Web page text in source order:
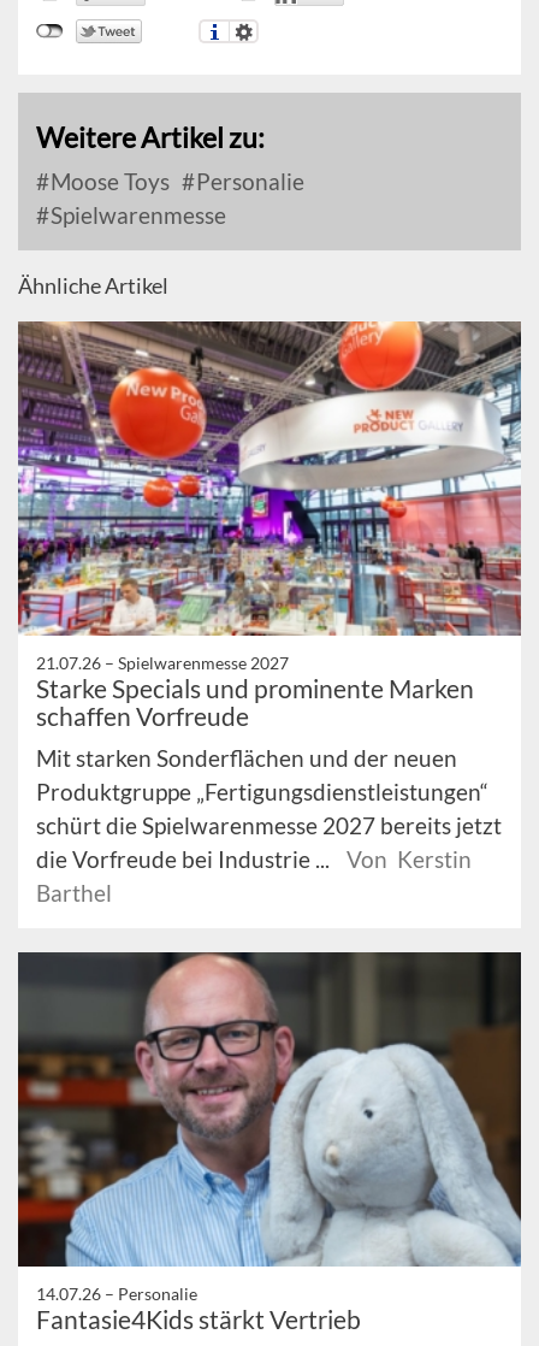
Weitere Artikel zu:
Moose Toys
Personalie
Spielwarenmesse
Ähnliche Artikel
21.07.26 – Spielwarenmesse 2027
Starke Specials und prominente Marken
schaffen Vorfreude
Mit starken Sonderflächen und der neuen
Produktgruppe „Fertigungsdienstleistungen“
schürt die Spielwarenmesse 2027 bereits jetzt
die Vorfreude bei Industrie ...
Von Kerstin
Barthel
14.07.26 – Personalie
Fantasie4Kids stärkt Vertrieb